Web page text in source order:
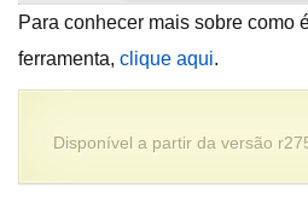
Para conhecer mais sobre como
ferramenta, clique aqui.
Disponível a partir da versão